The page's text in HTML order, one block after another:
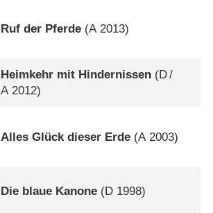
Ruf der Pferde (A 2013)
Heimkehr mit Hindernissen (D/
A2012)
Alles Glück dieser Erde (A2003)
Die blaue Kanone (D 1998)